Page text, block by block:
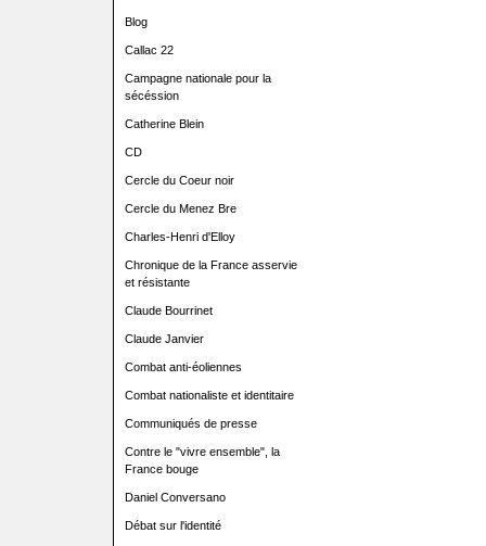
Blog
Callac 22
Campagne nationale pour la
sécéssion
Catherine Blein
CD
Cercle du Coeur noir
Cercle du Menez Bre
Charles-Henri d'Elloy
Chronique de la France asservie
et résistante
Claude Bourrinet
Claude Janvier
Combat anti-éoliennes
Combat nationaliste et identitaire
Communiqués de presse
Contre le "vivre ensemble", la
France bouge
Daniel Conversano
Débat sur l'identité